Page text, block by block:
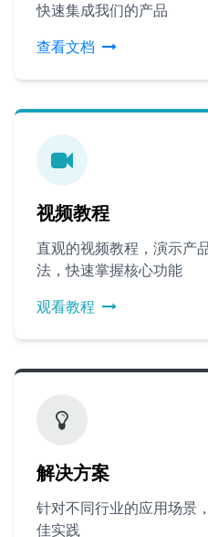
快速集成我们的产品
查看文档
视频教程
直观的视频教程，演示产
法，快速掌握核心功能
观看教程
解决方案
针对不同行业的应用场景
佳实践